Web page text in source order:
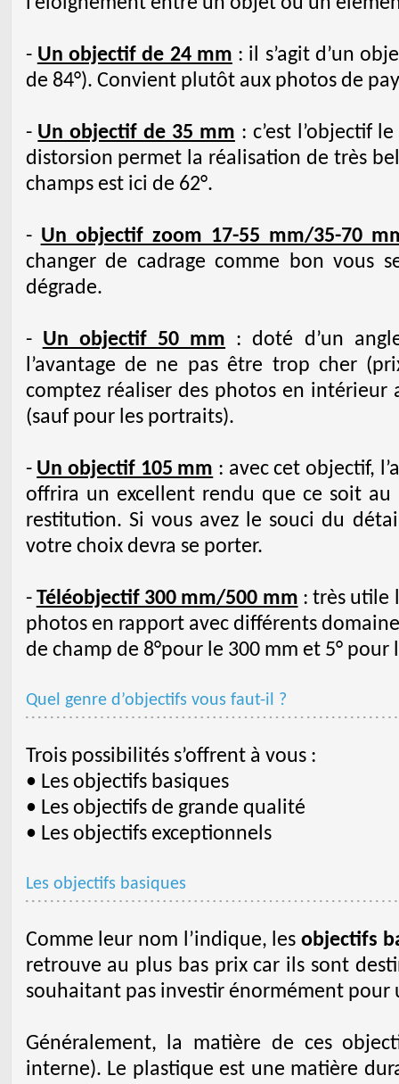
- Un objectif de 24 mm : il s’agit d’un
de 84°). Convient plutôt aux photos de
- Un objectif de 35 mm : c’est l’objectif
distorsion permet la réalisation de très
champs est ici de 62°.
- Un objectif zoom 17-55 mm/35-70
changer de cadrage comme bon vous
dégrade.
- Un objectif 50 mm : doté d’un
l’avantage de ne pas être trop cher
comptez réaliser des photos en intérieur
(sauf pour les portraits).
- Un objectif 105 mm : avec cet objectif,
offrira un excellent rendu que ce soit
restitution. Si vous avez le souci du
votre choix devra se porter.
- Téléobjectif 300 mm/500 mm : très utile
photos en rapport avec différents
de champ de 8°pour le 300 mm et 5° pour
Quel genre d’objectifs vous faut-il ?
Trois possibilités s’offrent à vous :
• Les objectifs basiques
• Les objectifs de grande qualité
• Les objectifs exceptionnels
Les objectifs basiques
Comme leur nom l’indique, lesobjectifs
retrouve au plus bas prix car ils sont
souhaitant pas investir énormément pour
Généralement, la matière de ces
interne). Le plastique est une matière